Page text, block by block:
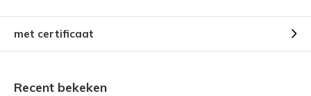
met certificaat
Recent bekeken